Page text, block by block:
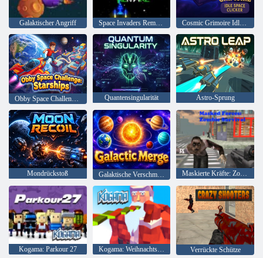
Galaktischer Angriff Space Invaders Remake Cosmic Grimoire Idle Space Clicker
Quantensingularität Astro-Sprung
Mondrückstoß Galaktische Verschmelzung Maskierte Kräfte: Zombie-Überleben
Kogama: Parkour 27 Kogama: Weihnachtsparkour Verrückte Schütze